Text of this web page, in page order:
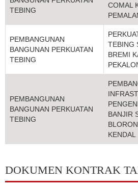
TEBING
COMAL
PEMBANGUNAN
BANGUNAN PERKUATAN
TEBING
TEBING
BREMI
PEMBANGUNAN
BANGUNAN PERKUATAN
TEBING
BANJIR
KENDAL
DOKUMEN KONTRAK